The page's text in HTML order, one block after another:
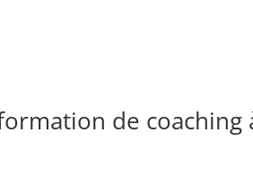
de coaching